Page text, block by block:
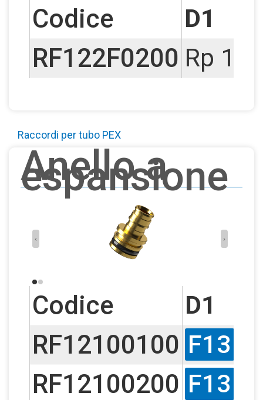
Codice D1
RF122F0200 Rp 1/
Raccordi per tubo PEX
Anello a
espansione
‹ ›
Codice D1
RF12100100 F13
RF12100200 F13